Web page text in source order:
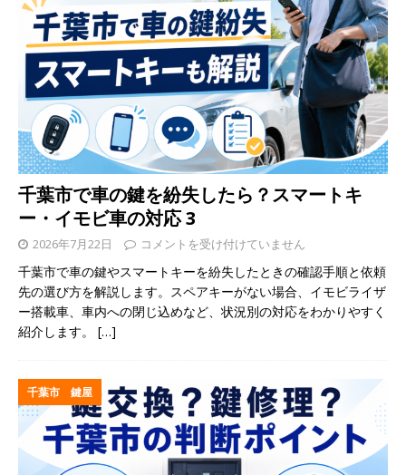
千葉市で車の鍵を紛失したら？スマートキ
ー・イモビ車の対応 3
2026年7月22日 コメントを受け付けていません
千葉市で車の鍵やスマートキーを紛失したときの確認手順と依頼
先の選び方を解説します。スペアキーがない場合、イモビライザ
ー搭載車、車内への閉じ込めなど、状況別の対応をわかりやすく
紹介します。 […]
千葉市 鍵屋